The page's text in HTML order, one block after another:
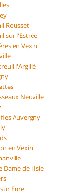
Rousset
sur l'Estrée
en Vexin
l'Argillé
Neuville
Auvergny
en Vexin
Dame de l'Isle
Eure